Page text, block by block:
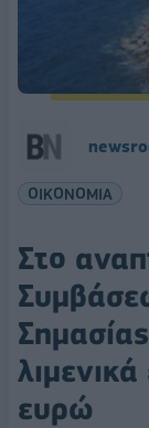
ΟΙΚΟΝΟΜΙΑ
Στο
ευρώ